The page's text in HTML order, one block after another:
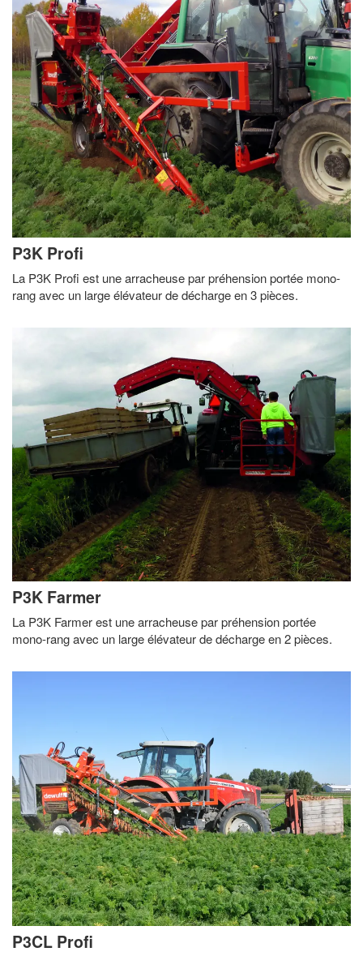
P3K Profi
La P3K Profi est une arracheuse par préhension portée mono-
rang avec un large élévateur de décharge en 3 pièces.
P3K Farmer
La P3K Farmer est une arracheuse par préhension portée
mono-rang avec un large élévateur de décharge en 2 pièces.
P3CL Profi